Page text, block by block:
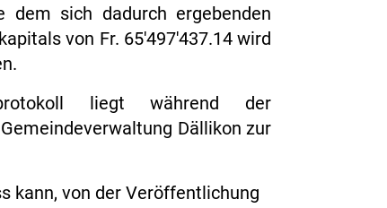
dem sich dadurch ergebenden
von Fr. 65'497'437.14 wird
liegt während der
Dällikon zur
kann, von der Veröffentlichung